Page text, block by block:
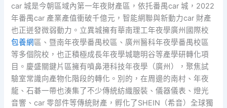
car 城是今朝區域內第一年夜財產區，依托番禺car 城，2022
年番禺car 產業產值衝破千億元，智能網聯與新動力car 財產
也正迸發微弱動力。立異城擁有華南理工年夜學廣州國際校
包養網區、暨南年夜學番禺校區、廣州醫科年夜學番禺校區
等多個院校，也正積極成長年夜學城聰明谷等產學研轉化項
目。慶盛關鍵片區擁有噴鼻港科技年夜學（廣州），聚焦試
驗室常識向產物化階段的轉化。別的，在周邊的南村、年夜
龍、石碁一帶也湊集了不少傳統紡織服裝、儀器儀表、燈光
音響、car 零部件等傳統財產，孵化了SHEIN（希音）全球獨